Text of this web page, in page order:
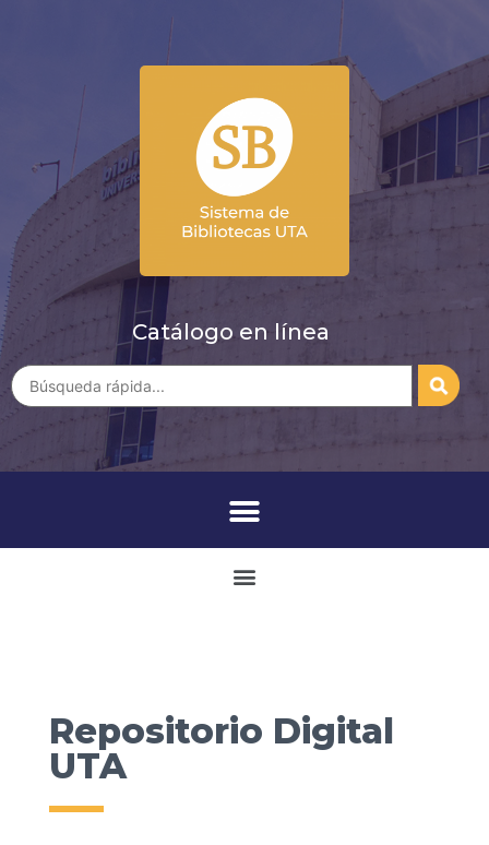
Catálogo en línea
Repositorio Digital
UTA